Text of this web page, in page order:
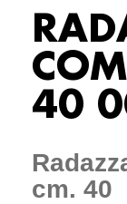
40
cm. 40